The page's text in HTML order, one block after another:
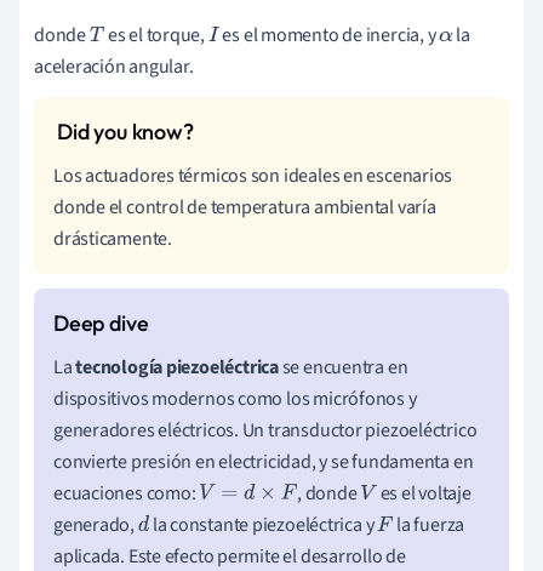
dondeT es el torque,I es el momento de inercia, yαla
aceleración angular.
Los actuadores térmicos son ideales en escenarios
donde el control de temperatura ambiental varía
drásticamente.
Latecnología piezoeléctricase encuentra en
dispositivos modernos como los micrófonos y
generadores eléctricos. Un transductor piezoeléctrico
convierte presión en electricidad, y se fundamenta en
ecuaciones como: V= d× F , dondeV es el voltaje
generado,dla constante piezoeléctrica yF la fuerza
aplicada. Este efecto permite el desarrollo de